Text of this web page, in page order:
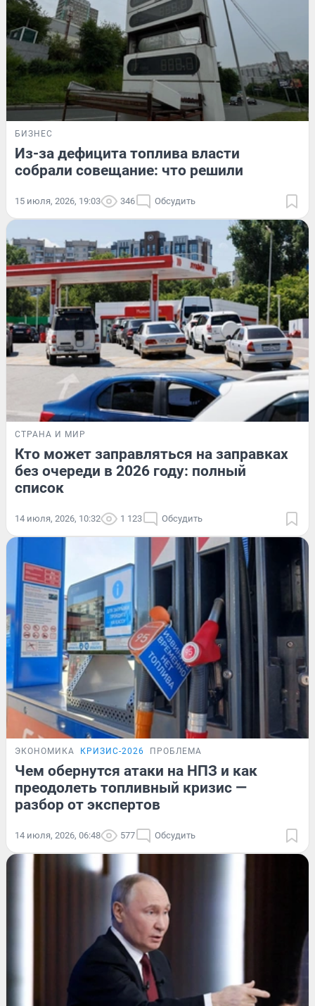
БИЗНЕС
Из-за дефицита топлива власти
собрали совещание: что решили
15 июля, 2026, 19:03 346 Обсудить
СТРАНА И МИР
Кто может заправляться на заправках
без очереди в 2026 году: полный
список
14 июля, 2026, 10:32 1 123 Обсудить
ЭКОНОМИКА КРИЗИС-2026 ПРОБЛЕМА
Чем обернутся атаки на НПЗ и как
преодолеть топливный кризис —
разбор от экспертов
14 июля, 2026, 06:48 577 Обсудить